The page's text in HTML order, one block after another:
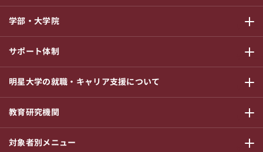
学部・大学院
サブメニ
サポート体制
サブメニ
明星大学の就職・キャリア支援について
サブメニ
教育研究機関
サブメニ
対象者別メニュー
サブメニ